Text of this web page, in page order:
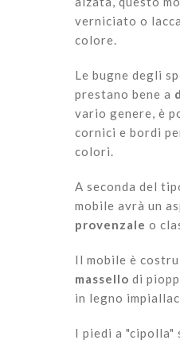
verniciato o
colore.
Le bugne degli
prestano bene a
vario genere, è
cornici e bordi
colori.
A seconda del
mobile avrà un
provenzale o
Il mobile è
massello di
in legno
I piedi a "cipolla"